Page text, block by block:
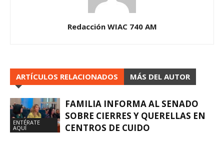
Redacción WIAC 740 AM
ARTÍCULOS RELACIONADOS MÁS DEL AUTOR
ENTÉRATE
AQUÍ
FAMILIA INFORMA AL SENADO
SOBRE CIERRES Y QUERELLAS EN
CENTROS DE CUIDO